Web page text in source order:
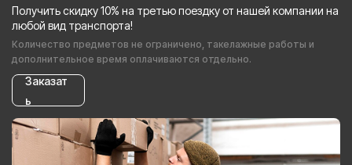
Получить скидку 10% на третью поездку от нашей компании на
любой вид транспорта!
Количество предметов не ограничено, такелажные работы и
дополнительное время оплачиваются отдельно.
Заказат
ь